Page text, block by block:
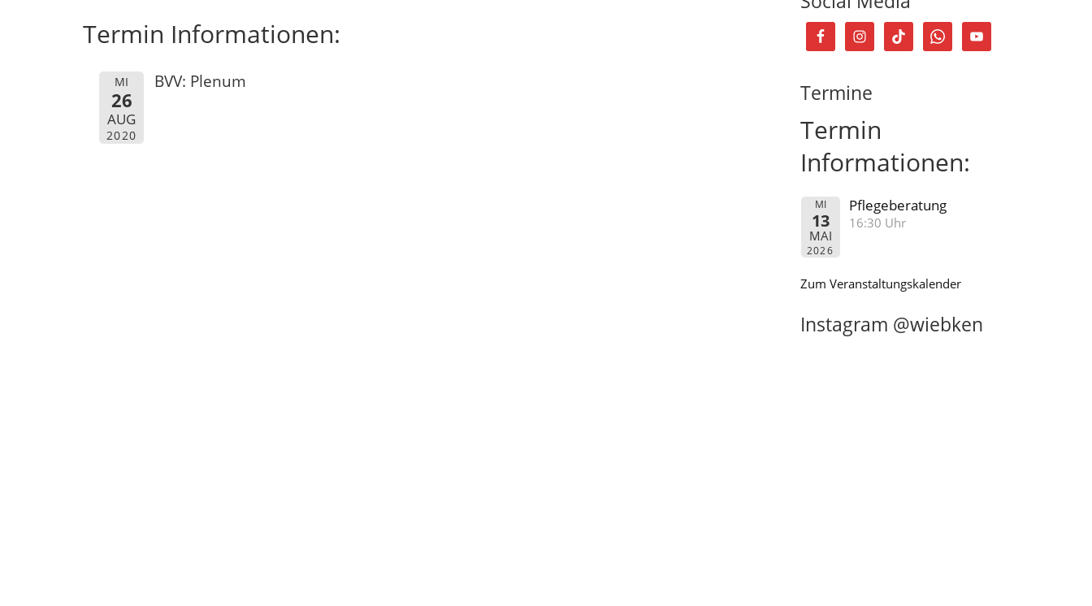
Termin Informationen:
MI
26
AUG
2020
BVV: Plenum Termine
Termin
Informationen:
MI
13
MAI
2026
Pflegeberatung
16:30 Uhr
Zum Veranstaltungskalender
Instagram @wiebken